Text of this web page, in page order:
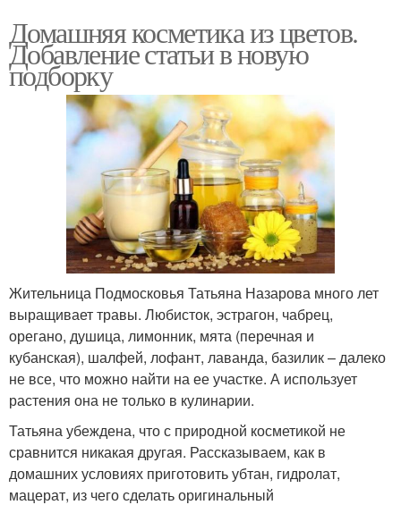
Домашняя косметика из цветов.
Добавление статьи в новую
подборку
Жительница Подмосковья Татьяна Назарова много лет
выращивает травы. Любисток, эстрагон, чабрец,
орегано, душица, лимонник, мята (перечная и
кубанская), шалфей, лофант, лаванда, базилик – далеко
не все, что можно найти на ее участке. А использует
растения она не только в кулинарии.
Татьяна убеждена, что с природной косметикой не
сравнится никакая другая. Рассказываем, как в
домашних условиях приготовить убтан, гидролат,
мацерат, из чего сделать оригинальный